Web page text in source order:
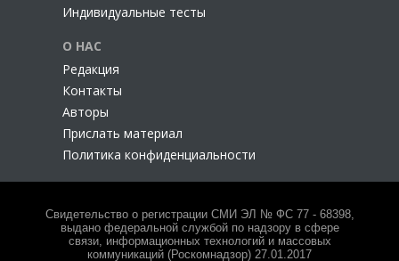
Индивидуальные тесты
О НАС
Редакция
Контакты
Авторы
Прислать материал
Политика конфиденциальности
Свидетельство о регистрации СМИ ЭЛ № ФС 77 - 68398,
выдано федеральной службой по надзору в сфере
связи, информационных технологий и массовых
коммуникаций (Роскомнадзор) 27.01.2017